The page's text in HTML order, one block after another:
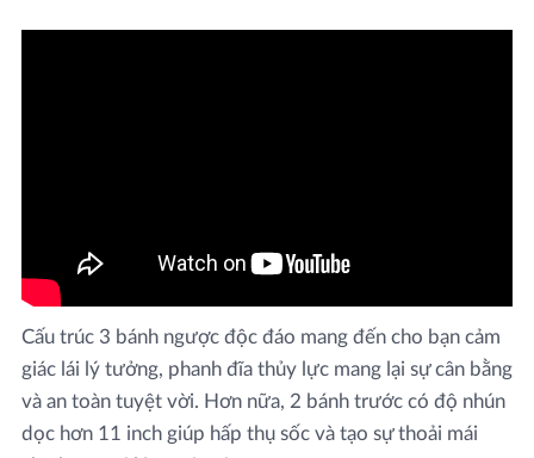
Cấu trúc 3 bánh ngược độc đáo mang đến cho bạn cảm
giác lái lý tưởng, phanh đĩa thủy lực mang lại sự cân bằng
và an toàn tuyệt vời. Hơn nữa, 2 bánh trước có độ nhún
dọc hơn 11 inch giúp hấp thụ sốc và tạo sự thoải mái